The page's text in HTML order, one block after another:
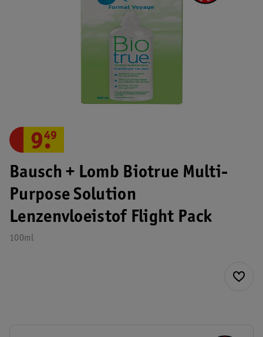
Bausch + Lomb Biotrue Multi-
Purpose Solution
Lenzenvloeistof Flight Pack
100ml
9.
49